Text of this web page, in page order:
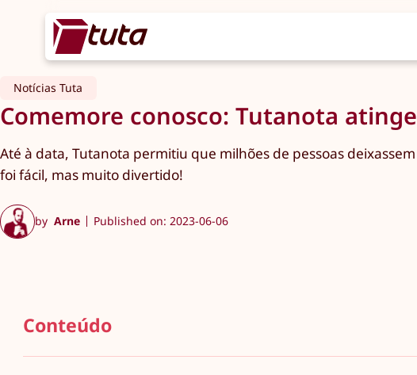
Notícias Tuta
Comemore conosco: Tutanota
Até à data, Tutanota permitiu que milhões de pessoas
foi fácil, mas muito divertido!
by Arne Published on: 2023-06-06
Conteúdo